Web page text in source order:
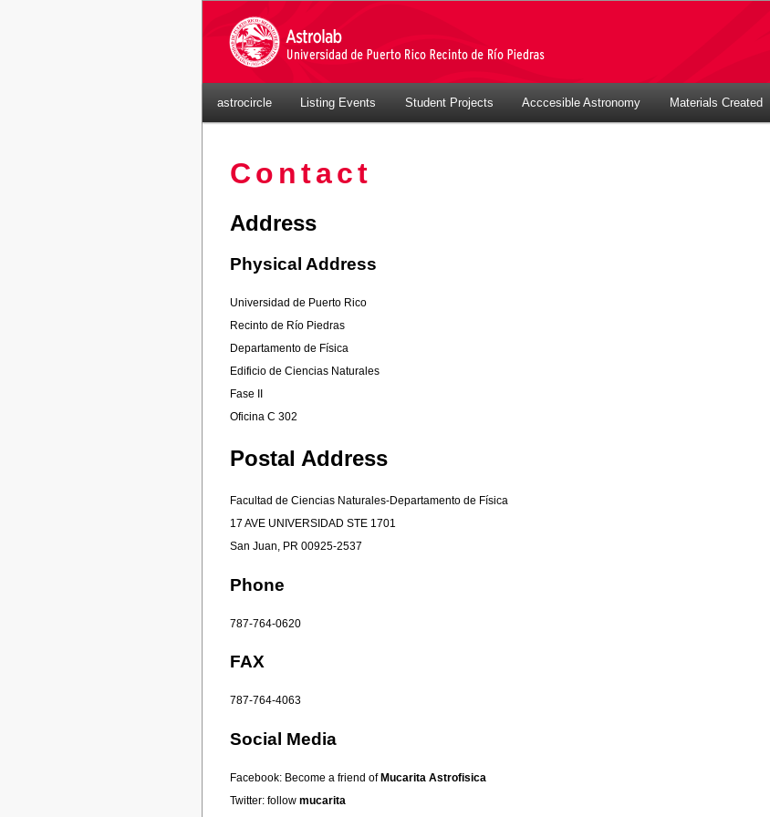
astrocircle Listing Events Student Projects Acccesible Astronomy Materials Created
Contact
Address
Physical Address
Universidad de Puerto Rico
Recinto de Río Piedras
Departamento de Física
Edificio de Ciencias Naturales
Fase II
Oficina C 302
Postal Address
Facultad de Ciencias Naturales-Departamento de Física
17 AVE UNIVERSIDAD STE 1701
San Juan, PR 00925-2537
Phone
787-764-0620
FAX
787-764-4063
Social Media
Facebook: Become a friend of Mucarita Astrofisica
Twitter: follow mucarita